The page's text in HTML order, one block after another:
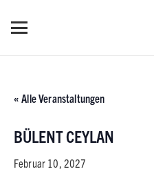
« Alle Veranstaltungen
BÜLENT CEYLAN
Februar 10, 2027